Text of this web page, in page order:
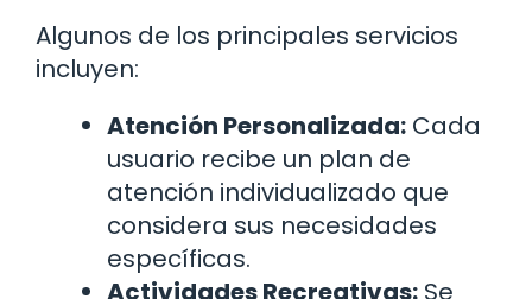
Algunos de los principales servicios
incluyen:
Atención Personalizada: Cada
usuario recibe un plan de
atención individualizado que
considera sus necesidades
específicas.
Actividades Recreativas: Se